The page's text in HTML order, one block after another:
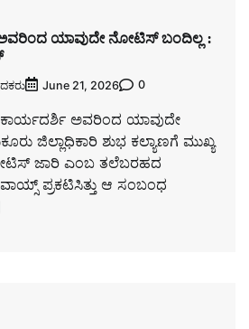
ಯಾವುದೇ ನೋಟಿಸ್ ಬಂದಿಲ್ಲ :
June 21, 2026 0
ಕಾರ್ಯದರ್ಶಿ ಅವರಿಂದ ಯಾವುದೇ
ಜಿಲ್ಲಾಧಿಕಾರಿ ಶುಭ ಕಲ್ಯಾಣಗೆ ಮುಖ್ಯ
ಜಾರಿ ಎಂಬ ತಲೆಬರಹದ
ಪ್ರಕಟಿಸಿತ್ತು ಆ ಸಂಬಂಧ